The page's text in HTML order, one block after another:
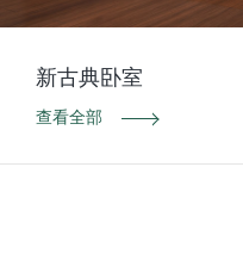
新古典卧室
查看全部